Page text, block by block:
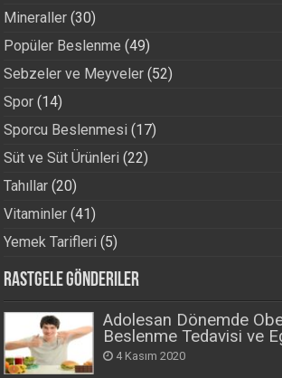
Mineraller (30)
Popüler Beslenme (49)
Sebzeler ve Meyveler (52)
Spor (14)
Sporcu Beslenmesi (17)
Süt ve Süt Ürünleri (22)
Tahıllar (20)
Vitaminler (41)
Yemek Tarifleri (5)
Rastgele Gönderiler
Adolesan Dönemde
Beslenme Tedavisi ve
4 Kasım 2020